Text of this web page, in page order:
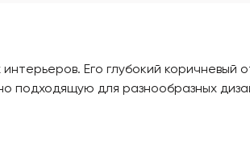
Его глубокий коричневый
для разнообразных